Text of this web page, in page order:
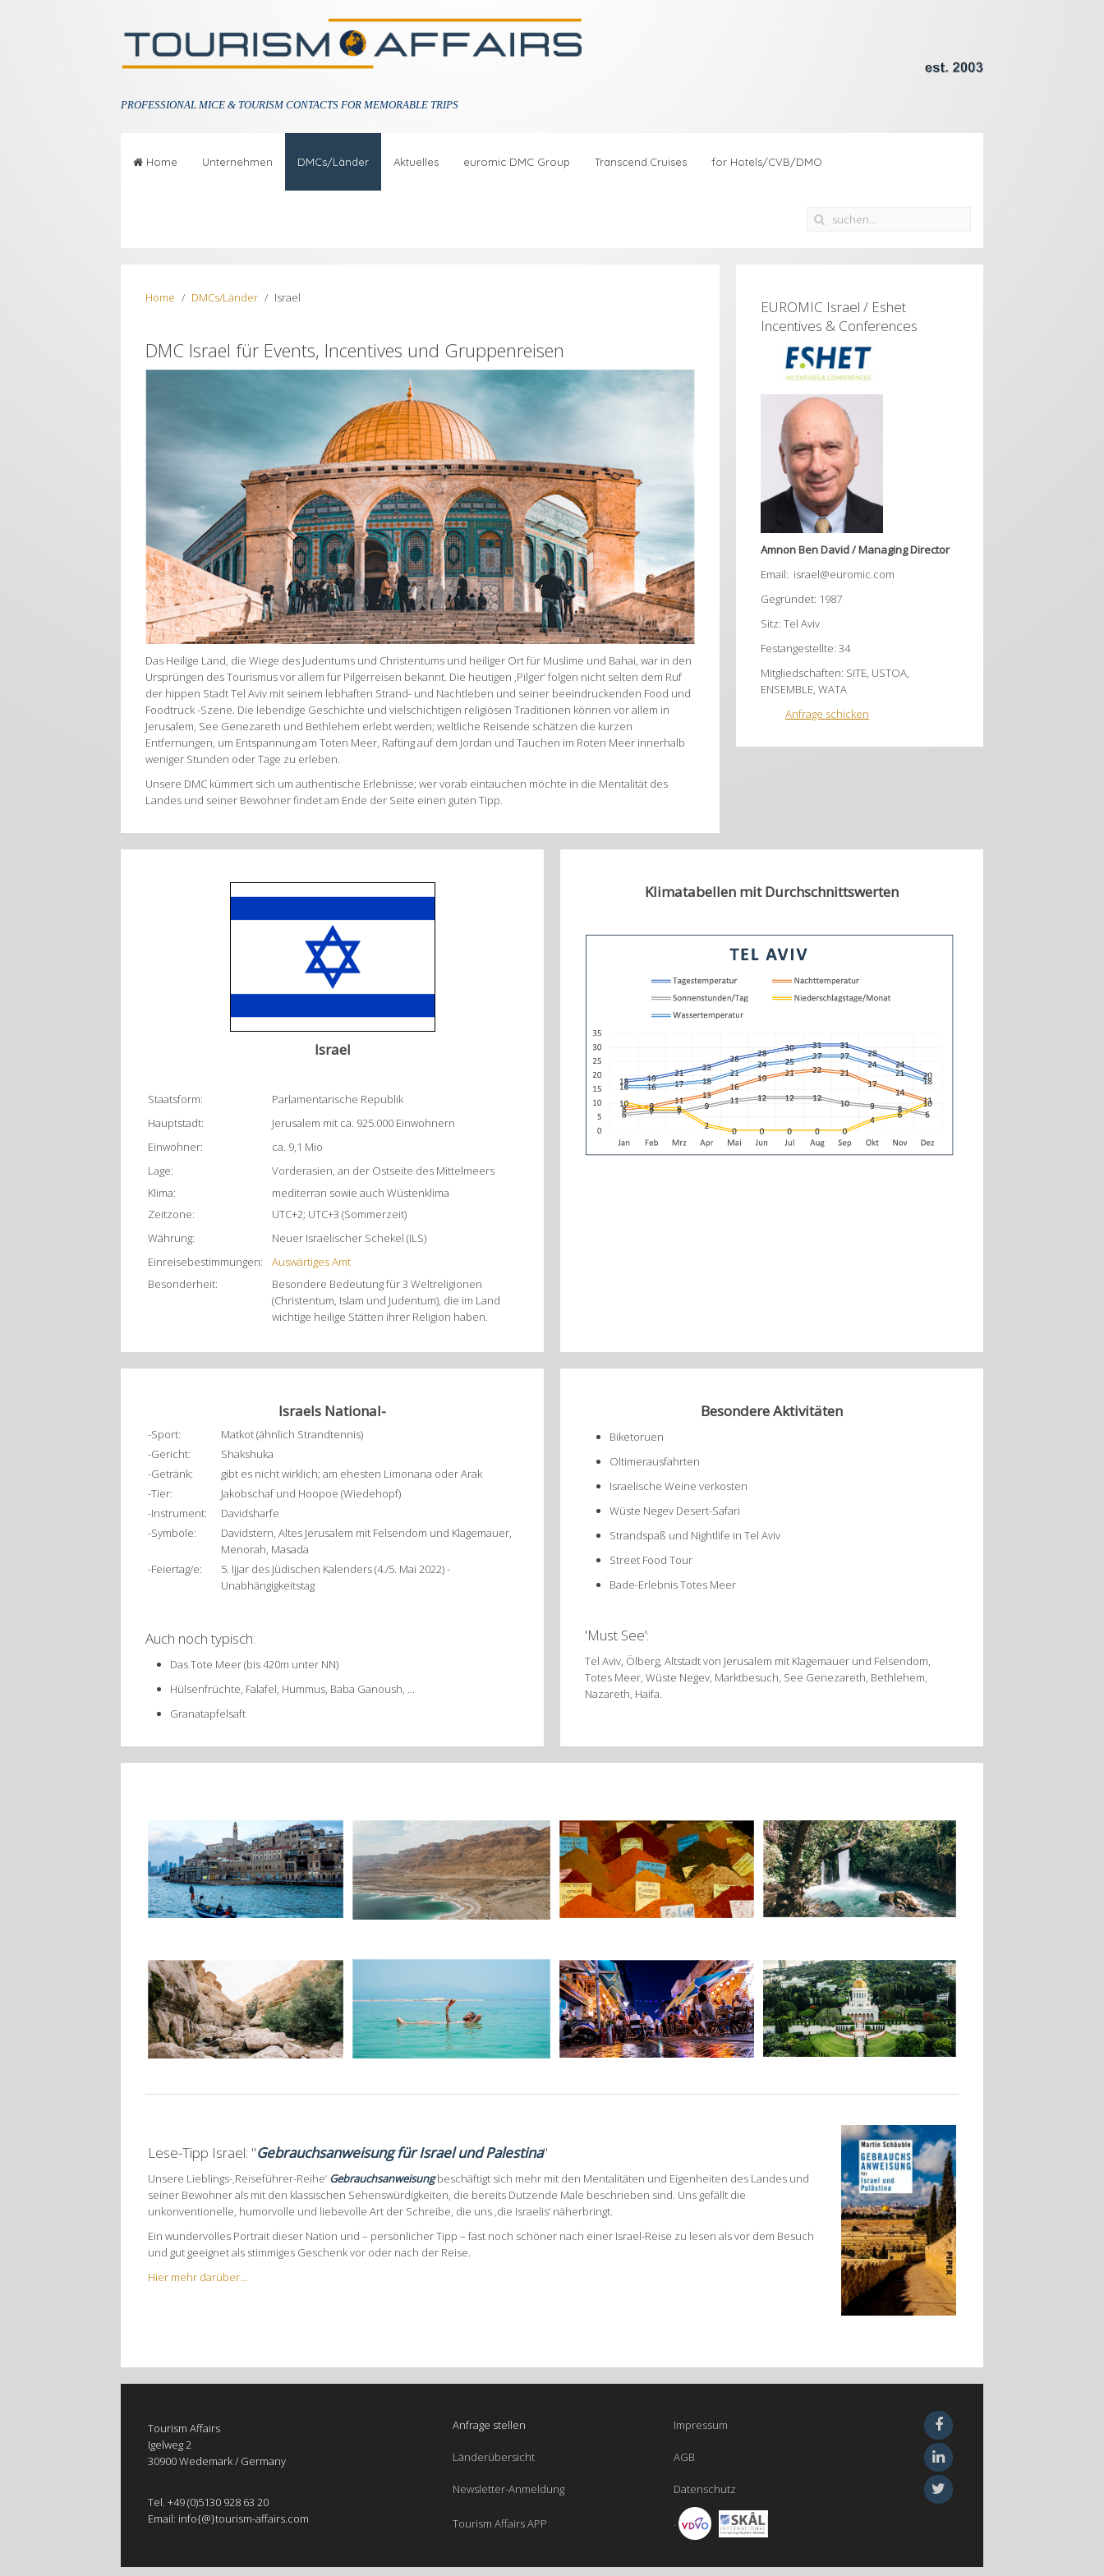
PROFESSIONAL MICE & TOURISM CONTACTS FOR MEMORABLE TRIPS
Home Unternehmen DMCs/Länder Aktuelles euromic DMC Group Transcend.Cruises for Hotels/CVB/DMO
Home DMCs/Länder Israel
DMC Israel für Events, Incentives und Gruppenreisen
Das Heilige Land, die Wiege des Judentums und Christentums und heiliger Ort für Muslime und Bahai, war in den
Ursprüngen des Tourismus vor allem für Pilgerreisen bekannt. Die heutigen ‚Pilger‘ folgen nicht selten dem Ruf
der hippen Stadt Tel Aviv mit seinem lebhaften Strand- und Nachtleben und seiner beeindruckenden Food und
Foodtruck -Szene. Die lebendige Geschichte und vielschichtigen religiösen Traditionen können vor allem in
Jerusalem, See Genezareth und Bethlehem erlebt werden; weltliche Reisende schätzen die kurzen
Entfernungen, um Entspannung am Toten Meer, Rafting auf dem Jordan und Tauchen im Roten Meer innerhalb
weniger Stunden oder Tage zu erleben.
Unsere DMC kümmert sich um authentische Erlebnisse; wer vorab eintauchen möchte in die Mentalität des
Landes und seiner Bewohner findet am Ende der Seite einen guten Tipp.
EUROMIC Israel / Eshet
Incentives & Conferences
Amnon Ben David / Managing Director
Email: israel@euromic.com
Gegründet: 1987
Sitz: Tel Aviv
Festangestellte: 34
Mitgliedschaften: SITE, USTOA,
ENSEMBLE, WATA
Anfrage schicken
Israel
Staatsform:
Parlamentarische Republik
Hauptstadt:
Jerusalem mit ca. 925.000 Einwohnern
Einwohner:
ca. 9,1 Mio
Lage:
Vorderasien, an der Ostseite des Mittelmeers
Klima:
mediterran sowie auch Wüstenklima
Zeitzone:
UTC+2; UTC+3 (Sommerzeit)
Währung:
Neuer Israelischer Schekel (ILS)
Einreisebestimmungen:
Auswärtiges Amt
Besonderheit:
Besondere Bedeutung für 3 Weltreligionen
(Christentum, Islam und Judentum), die im Land
wichtige heilige Stätten ihrer Religion haben.
Klimatabellen mit Durchschnittswerten
Israels National-
-Sport:
Matkot (ähnlich Strandtennis)
-Gericht:
Shakshuka
-Getränk:
gibt es nicht wirklich; am ehesten Limonana oder Arak
-Tier:
Jakobschaf und Hoopoe (Wiedehopf)
-Instrument:
Davidsharfe
-Symbole:
Davidstern, Altes Jerusalem mit Felsendom und Klagemauer,
Menorah, Masada
-Feiertag/e:
5. Ijjar des Jüdischen Kalenders (4./5. Mai 2022) -
Unabhängigkeitstag
Auch noch typisch:
Das Tote Meer (bis 420m unter NN)
Hülsenfrüchte, Falafel, Hummus, Baba Ganoush, ...
Granatapfelsaft
Besondere Aktivitäten
Biketoruen
Oltimerausfahrten
Israelische Weine verkosten
Wüste Negev Desert-Safari
Strandspaß und Nightlife in Tel Aviv
Street Food Tour
Bade-Erlebnis Totes Meer
'Must See’:
Tel Aviv, Ölberg, Altstadt von Jerusalem mit Klagemauer und Felsendom,
Totes Meer, Wüste Negev, Marktbesuch, See Genezareth, Bethlehem,
Nazareth, Haifa.
Lese-Tipp Israel: "Gebrauchsanweisung für Israel und Palestina"
Unsere Lieblings-‚Reiseführer-Reihe‘ Gebrauchsanweisungbeschäftigt sich mehr mit den Mentalitäten und Eigenheiten des Landes und
seiner Bewohner als mit den klassischen Sehenswürdigkeiten, die bereits Dutzende Male beschrieben sind. Uns gefällt die
unkonventionelle, humorvolle und liebevolle Art der Schreibe, die uns ‚die Israelis‘ näherbringt.
Ein wundervolles Portrait dieser Nation und – persönlicher Tipp – fast noch schöner nach einer Israel-Reise zu lesen als vor dem Besuch
und gut geeignet als stimmiges Geschenk vor oder nach der Reise.
Hier mehr darüber...
Tourism Affairs
Igelweg 2
30900 Wedemark / Germany
Tel. +49 (0)5130 928 63 20
Email: info{@}tourism-affairs.com
Anfrage stellen Impressum
Länderübersicht AGB
Newsletter-Anmeldung Datenschutz
Tourism Affairs APP .